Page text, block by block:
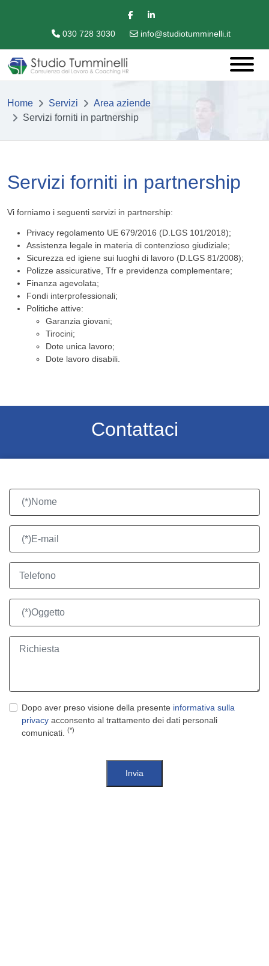
030 728 3030 info@studiotumminelli.it
Home Servizi
Area aziende
Servizi forniti in partnership
Servizi forniti in partnership
Vi forniamo i seguenti servizi in partnership:
Privacy regolamento UE 679/2016 (D.LGS 101/2018);
Assistenza legale in materia di contenzioso giudiziale;
Sicurezza ed igiene sui luoghi di lavoro (D.LGS 81/2008);
Polizze assicurative, Tfr e previdenza complementare;
Finanza agevolata;
Fondi interprofessionali;
Politiche attive:
Garanzia giovani;
Tirocini;
Dote unica lavoro;
Dote lavoro disabili.
Contattaci
Dopo aver preso visione della presente informativa sulla
privacy acconsento al trattamento dei dati personali
comunicati.
(*)
Invia